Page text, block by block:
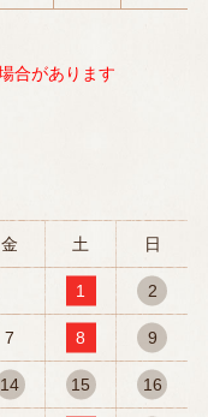
合があります
金 土 日
1 2
7 8 9
14 15 16